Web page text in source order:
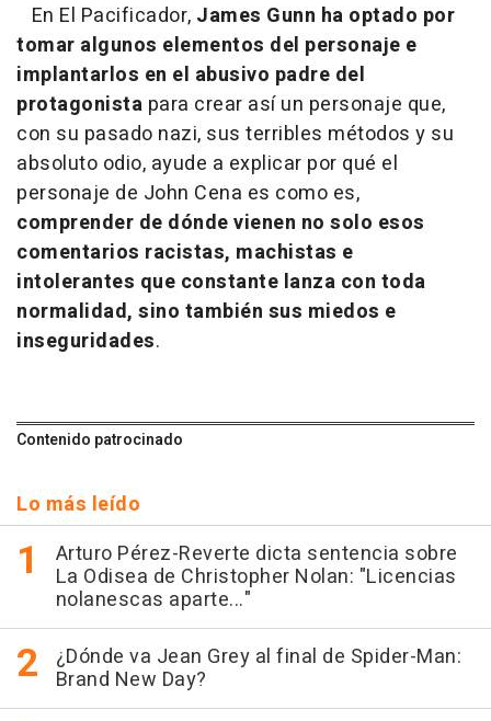
En El Pacificador, James Gunn ha optado por
tomar algunos elementos del personaje e
implantarlos en el abusivo padre del
protagonista para crear así un personaje que,
con su pasado nazi, sus terribles métodos y su
absoluto odio, ayude a explicar por qué el
personaje de John Cena es como es,
comprender de dónde vienen no solo esos
comentarios racistas, machistas e
intolerantes que constante lanza con toda
normalidad, sino también sus miedos e
inseguridades.
Contenido patrocinado
Lo más leído
Arturo Pérez-Reverte dicta sentencia sobre
La Odisea de Christopher Nolan: "Licencias
nolanescas aparte..."
¿Dónde va Jean Grey al final de Spider-Man:
Brand New Day?